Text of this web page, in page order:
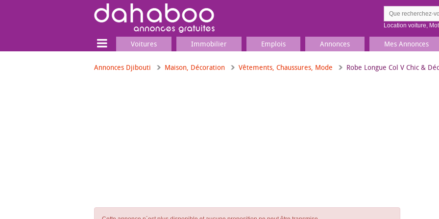
Location voiture,
Voitures Immobilier Emplois Annonces Mes Annonces
Annonces Djibouti Maison, Décoration Vêtements, Chaussures, Mode Robe Longue Col V Chic &